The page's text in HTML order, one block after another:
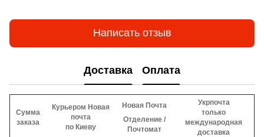
Написать отзыв
Доставка Оплата
Сумма
заказа
Курьером Новая
почта
по Киеву
Новая Почта
Отделение /
Почтомат
Укрпочта
только
международная
доставка